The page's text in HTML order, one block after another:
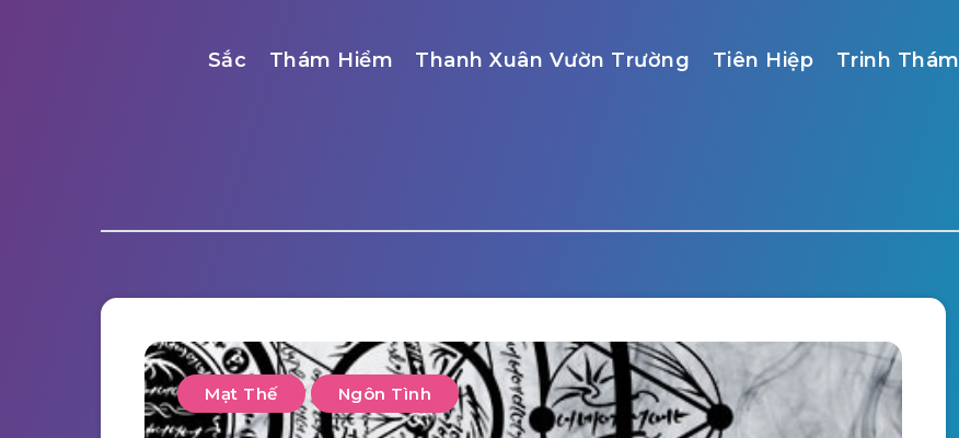
Sắc Thám Hiểm Thanh Xuân Vườn Trường Tiên Hiệp Trinh Thám
Mạt Thế Ngôn Tình